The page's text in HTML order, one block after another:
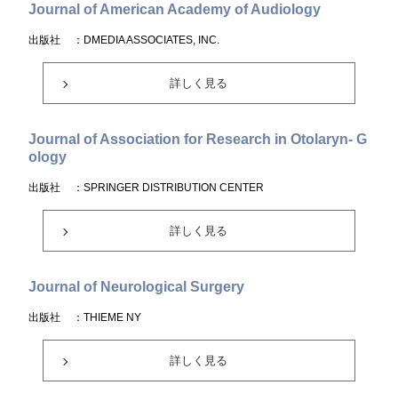
Journal of American Academy of Audiology
出版社 ：DMEDIA ASSOCIATES, INC.
詳しく見る
Journal of Association for Research in Otolaryn- G
ology
出版社 ：SPRINGER DISTRIBUTION CENTER
詳しく見る
Journal of Neurological Surgery
出版社 ：THIEME NY
詳しく見る